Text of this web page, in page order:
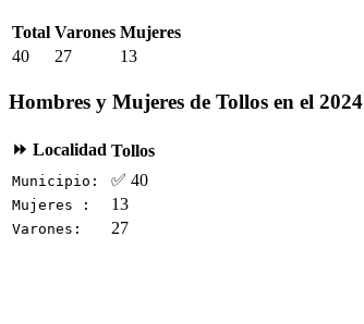
Total Varones Mujeres
40
27 13
Hombres y Mujeres de Tollos en el 2024
⏩ Localidad Tollos
Municipio: ✅ 40
Mujeres : 13
Varones: 27